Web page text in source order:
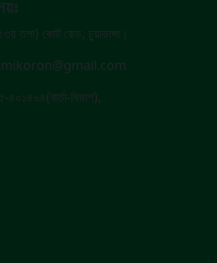
৩য় তলা) কোর্ট রোড, চুয়াডাঙ্গা।
বিভাগ),